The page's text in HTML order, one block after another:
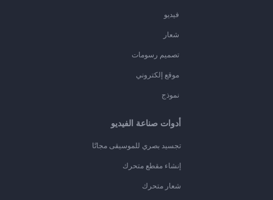
فيديو
شعار
تصميم رسومات
موقع إلكتروني
نموذج
أدوات صناعة الفيديو
تجسيد بصري للموسيقى مجانًا
إنشاء مقطع متحرك
شعار متحرك